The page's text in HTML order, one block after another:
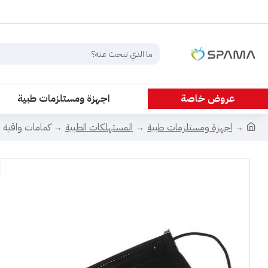
عروض خاصة
اجهزة ومستلزمات طبية
اجهزة ومستلزمات طبية
المستهلكات الطبية كمامات واقية